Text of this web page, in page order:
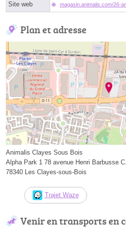
Site web magasin.animalis.com/26-
Plan et adresse
Animalis Clayes Sous Bois
Alpha Park 1 78 avenue Henri Barbusse
78340 Les Clayes-sous-Bois
Trajet Waze
Venir en transports en